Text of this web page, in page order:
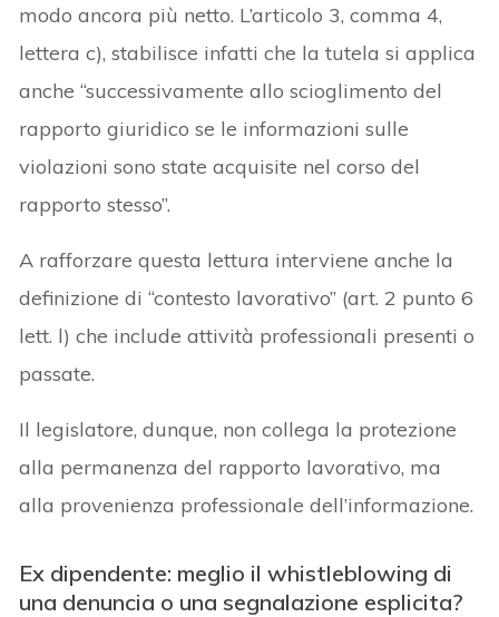
modo ancora più netto. L’articolo 3, comma 4,
lettera c), stabilisce infatti che la tutela si applica
anche “successivamente allo scioglimento del
rapporto giuridico se le informazioni sulle
violazioni sono state acquisite nel corso del
rapporto stesso”.
A rafforzare questa lettura interviene anche la
definizione di “contesto lavorativo” (art. 2 punto 6
lett. l) che include attività professionali presenti o
passate.
Il legislatore, dunque, non collega la protezione
alla permanenza del rapporto lavorativo, ma
alla provenienza professionale dell’informazione.
Ex dipendente: meglio il whistleblowing di
una denuncia o una segnalazione esplicita?